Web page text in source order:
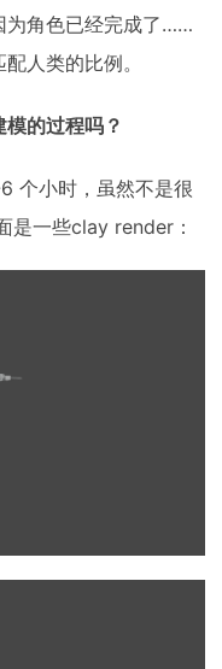
为角色已经完成了……
人类的比例。
的过程吗？
个小时，虽然不是很
是一些clay render：